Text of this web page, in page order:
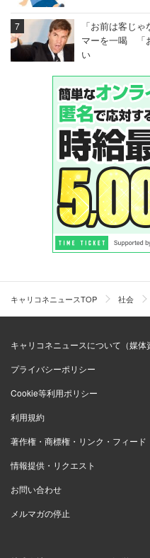
「お前は客じ
マーを一喝 「
い
キャリコネニュースTOP 社会
キャリコネニュースについて（媒体
プライバシーポリシー
Cookie等利用ポリシー
利用規約
著作権・商標権・リンク・フィード
情報提供・リクエスト
お問い合わせ
メルマガの停止